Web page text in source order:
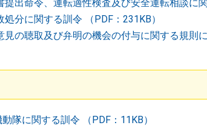
出命令、運転適性検査及び安全運転相談に
分に関する訓令 （PDF：231KB）
見の聴取及び弁明の機会の付与に関する規則
隊に関する訓令 （PDF：11KB）